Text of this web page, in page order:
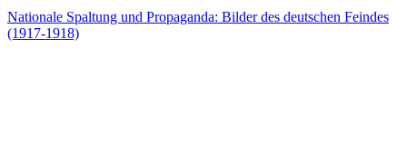
Nationale Spaltung und Propaganda: Bilder des deutschen Feindes
(1917-1918)